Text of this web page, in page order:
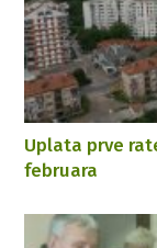
Uplata prve
februara